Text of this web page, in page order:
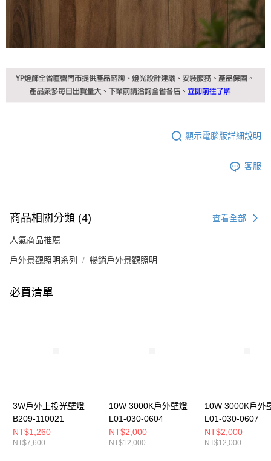
顯示電腦版詳細說明
客服
商品相關分類 (4) 查看全部
人氣商品推薦
戶外景觀照明系列 暢銷戶外景觀照明
必買清單
3W戶外上投光壁燈
B209-110021
NT$1,260
NT$7,600
10W 3000K戶外壁燈
L01-030-0604
NT$2,000
NT$12,000
10W 3000K戶外
L01-030-0607
NT$2,000
NT$12,000